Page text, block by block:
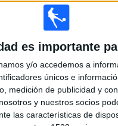
es importante
y/o accedemos a
únicos e
medición de publicidad y
y nuestros socios
las características de
122
CONSECUTIVOS
TOTAL